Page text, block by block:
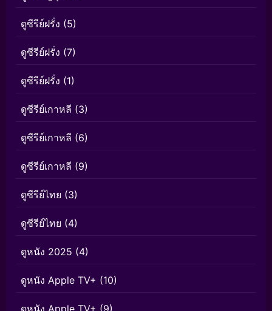
ดูซีรีย์ฝรั่ง (5)
ดูซีรีย์ฝรั่ง (7)
ดูซีรีย์ฝรั่ง (1)
ดูซีรีย์เกาหลี (3)
ดูซีรีย์เกาหลี (6)
ดูซีรีย์เกาหลี (9)
ดูซีรีย์ไทย (3)
ดูซีรีย์ไทย (4)
ดูหนัง 2025 (4)
ดูหนัง Apple TV+ (10)
ดูหนัง Apple TV+ (9)